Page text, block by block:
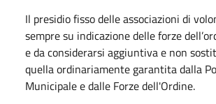
Il presidio fisso delle associazioni di
sempre su indicazione delle forze
e da considerarsi aggiuntiva e non
quella ordinariamente garantita dalla
Municipale e dalle Forze dell'Ordine.